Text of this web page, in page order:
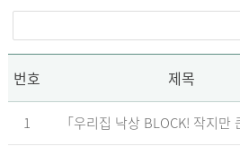
번호 제목
1